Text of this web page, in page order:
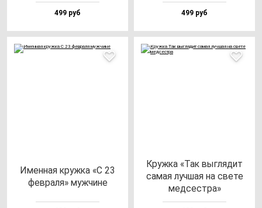
499 руб 499 руб
Имен­ная круж­ка «С 23
фев­ра­ля» муж­чи­не
Круж­ка «Так выг­ля­дит
са­мая луч­шая на све­те
мед­сес­тра»